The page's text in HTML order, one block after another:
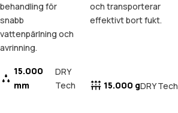
behandling för
snabb
vattenpärlning och
avrinning.
15.000
mm
DRY
Tech
och transporterar
effektivt bort fukt.
15.000 gDRY Tech